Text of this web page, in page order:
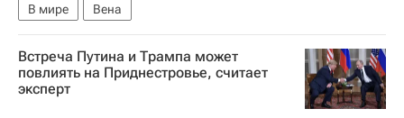
В мире Вена
Встреча Путина и Трампа может
повлиять на Приднестровье, считает
эксперт